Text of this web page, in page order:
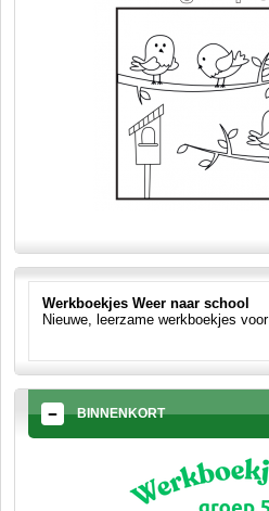
Werkboekjes Weer naar school
Nieuwe, leerzame werkboekjes
BINNENKORT